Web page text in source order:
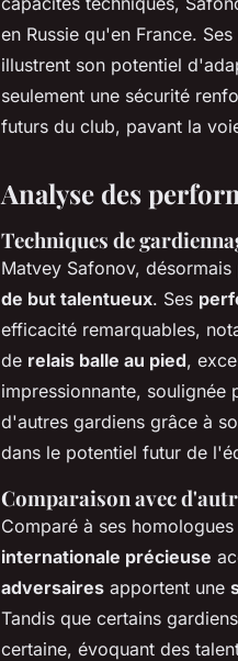
en Russie qu'en France.
illustrent son potentiel
seulement une sécurité
futurs du club, pavant la
Analyse des
Techniques de
Matvey Safonov,
de but talentueux. Ses
efficacité remarquables,
de relais balle au pied,
impressionnante, soulignée
d'autres gardiens grâce à
dans le potentiel futur de
Comparaison avec
Comparé à ses
internationale précieuse
adversaires apportent une
Tandis que certains
certaine, évoquant des